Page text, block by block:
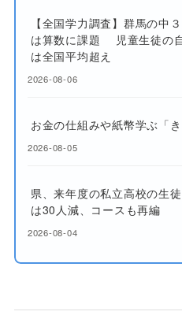
【全国学力調査】群馬の中
は算数に課題 児童生徒の
は全国平均超え
2026-08-06
お金の仕組みや紙幣学ぶ「
2026-08-05
県、来年度の私立高校の生
は30人減、コースも再編
2026-08-04